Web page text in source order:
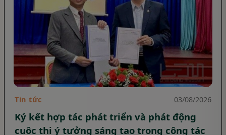
Tin tức 03/08/2026
Ký kết hợp tác phát triển và phát động
cuộc thi ý tưởng sáng tạo trong công tác